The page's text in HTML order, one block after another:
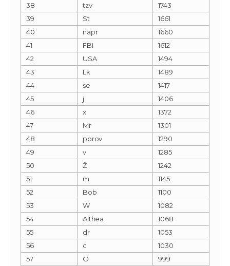
38
tzv
1743
39
St
1661
40
napr
1660
41
FBI
1612
42
USA
1494
43
Lk
1489
44
se
1417
45
j
1406
46
x
1372
47
Mr
1301
48
porov
1290
49
v
1285
50
Ž
1242
51
m
1145
52
Bob
1100
53
W
1082
54
Althea
1068
55
dr
1053
56
c
1030
57
O
999